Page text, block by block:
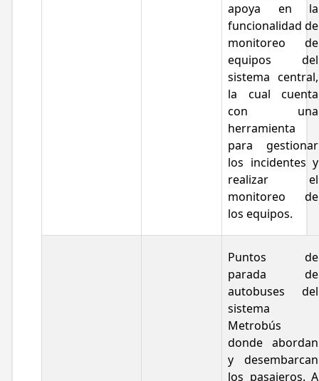
apoya en la
funcionalidad de
monitoreo de
equipos del
sistema central,
la cual cuenta
con una
herramienta
para gestionar
los incidentes y
realizar el
monitoreo de
los equipos.
Puntos de
parada de
autobuses del
sistema
Metrobús
donde abordan
y desembarcan
los pasajeros. A